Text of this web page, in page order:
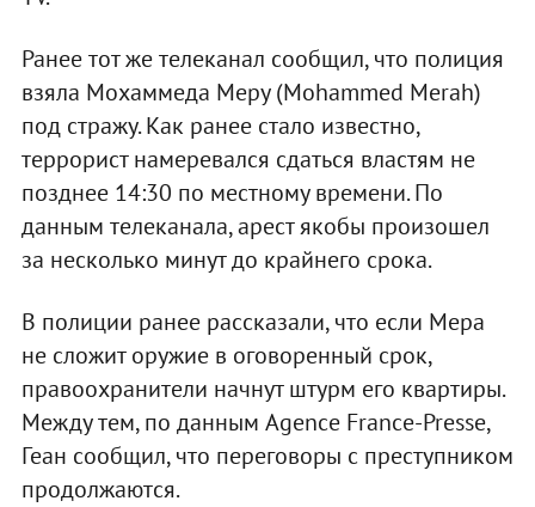
Ранее тот же телеканал сообщил, что полиция
взяла Мохаммеда Меру (Mohammed Merah)
под стражу. Как ранее стало известно,
террорист намеревался сдаться властям не
позднее 14:30 по местному времени. По
данным телеканала, арест якобы произошел
за несколько минут до крайнего срока.
В полиции ранее рассказали, что если Мера
не сложит оружие в оговоренный срок,
правоохранители начнут штурм его квартиры.
Между тем, по данным Agence France-Presse,
Геан сообщил, что переговоры с преступником
продолжаются.